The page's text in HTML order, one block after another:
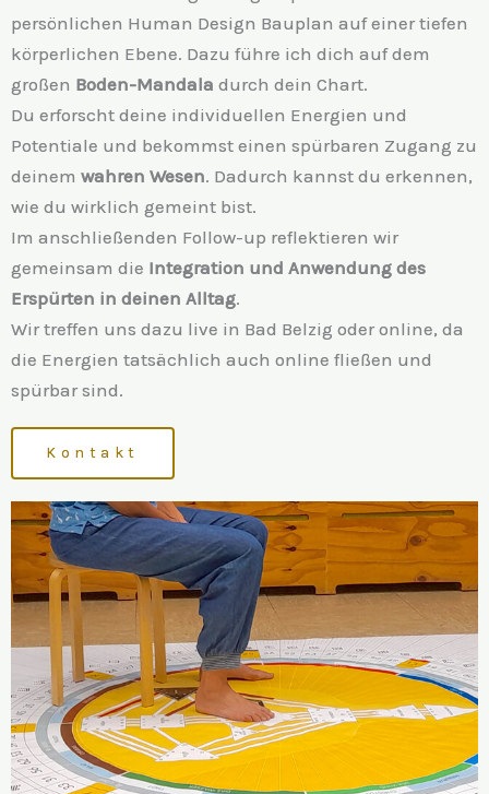
persönlichen Human Design Bauplan auf einer tiefen
körperlichen Ebene. Dazu führe ich dich auf dem
großen Boden-Mandala durch dein Chart.
Du erforscht deine individuellen Energien und
Potentiale und bekommst einen spürbaren Zugang zu
deinem wahren Wesen. Dadurch kannst du erkennen,
wie du wirklich gemeint bist.
Im anschließenden Follow-up reflektieren wir
gemeinsam die Integration und Anwendung des
Erspürten in deinen Alltag.
Wir treffen uns dazu live in Bad Belzig oder online, da
die Energien tatsächlich auch online fließen und
spürbar sind.
Kontakt